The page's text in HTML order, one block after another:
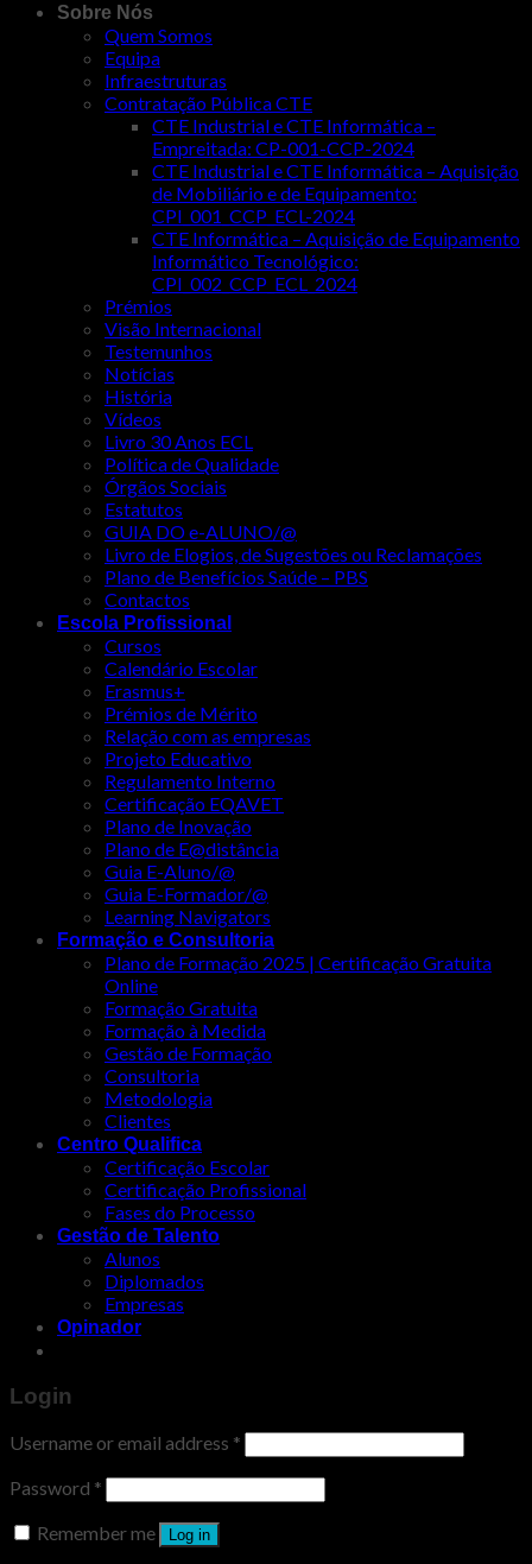
Sobre Nós
Quem Somos
Equipa
Infraestruturas
Contratação Pública CTE
CTE Industrial e CTE Informática –
Empreitada: CP-001-CCP-2024
CTE Industrial e CTE Informática – Aquisição
de Mobiliário e de Equipamento:
CPI_001_CCP_ECL-2024
CTE Informática – Aquisição de Equipamento
Informático Tecnológico:
CPI_002_CCP_ECL_2024
Prémios
Visão Internacional
Testemunhos
Notícias
História
Vídeos
Livro 30 Anos ECL
Política de Qualidade
Órgãos Sociais
Estatutos
GUIA DO e-ALUNO/@
Livro de Elogios, de Sugestões ou Reclamações
Plano de Benefícios Saúde – PBS
Contactos
Escola Profissional
Cursos
Calendário Escolar
Erasmus+
Prémios de Mérito
Relação com as empresas
Projeto Educativo
Regulamento Interno
Certificação EQAVET
Plano de Inovação
Plano de E@distância
Guia E-Aluno/@
Guia E-Formador/@
Learning Navigators
Formação e Consultoria
Plano de Formação 2025 | Certificação Gratuita
Online
Formação Gratuita
Formação à Medida
Gestão de Formação
Consultoria
Metodologia
Clientes
Centro Qualifica
Certificação Escolar
Certificação Profissional
Fases do Processo
Gestão de Talento
Alunos
Diplomados
Empresas
Opinador
Login
Username or email address *
Password *
Remember me
Log in